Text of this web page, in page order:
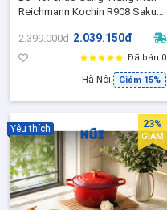
Reichmann Kochin R908 Sakura
Nồi Hầm Ninh Giữ Nhiệt Tốt
2.399.000đ 2.039.150đ
Đã bán 0
Hà Nội Giảm 15%
Yêu thích 23%
GIẢM